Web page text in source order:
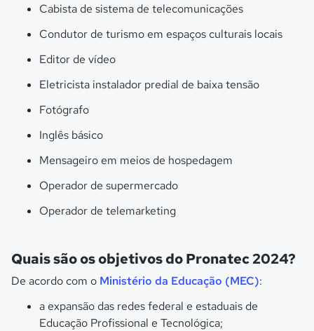
Cabista de sistema de telecomunicações
Condutor de turismo em espaços culturais locais
Editor de vídeo
Eletricista instalador predial de baixa tensão
Fotógrafo
Inglês básico
Mensageiro em meios de hospedagem
Operador de supermercado
Operador de telemarketing
Quais são os objetivos do Pronatec 2024?
De acordo com o Ministério da Educação (MEC):
a expansão das redes federal e estaduais de
Educação Profissional e Tecnológica;